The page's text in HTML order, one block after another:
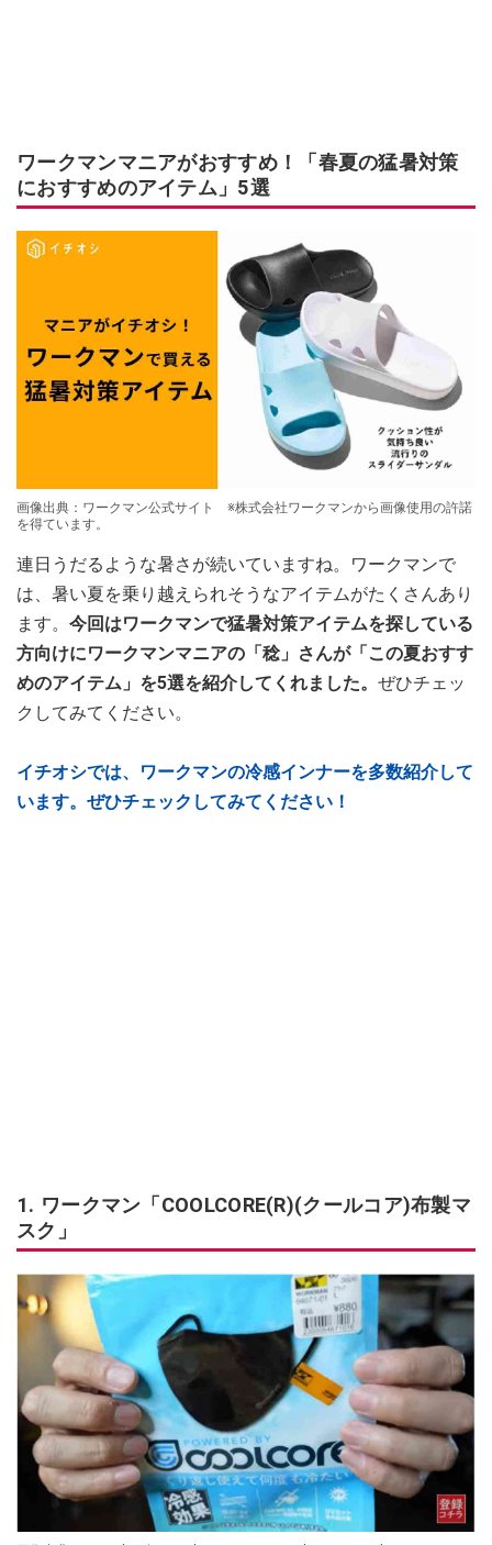
ワークマンマニアがおすすめ！「春夏の猛暑対策
におすすめのアイテム」5選
画像出典：ワークマン公式サイト ※株式会社ワークマンから画像使用の許諾
を得ています。
連日うだるような暑さが続いていますね。ワークマンで
は、暑い夏を乗り越えられそうなアイテムがたくさんあり
ます。 今回はワークマンで猛暑対策アイテムを探している
方向けにワークマンマニアの「稔」さんが「この夏おすす
めのアイテム」を5選を紹介してくれました。 ぜひチェッ
クしてみてください。
イチオシでは、ワークマンの冷感インナーを多数紹介して
います。ぜひチェックしてみてください！
1. ワークマン「COOLCORE(R)(クールコア)布製マ
スク」